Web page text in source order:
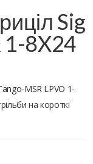
Sig
1-8X24
MSR LPVO 1-
на короткі